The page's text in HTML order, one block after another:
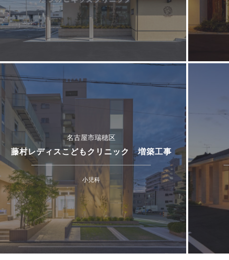
名古屋市瑞穂区
藤村レディスこどもクリニック 増築工事
小児科